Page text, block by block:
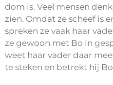
dom is. Veel mensen
zien. Omdat ze scheef is
spreken ze vaak haar
ze gewoon met Bo in
weet haar vader daar
te steken en betrekt hij